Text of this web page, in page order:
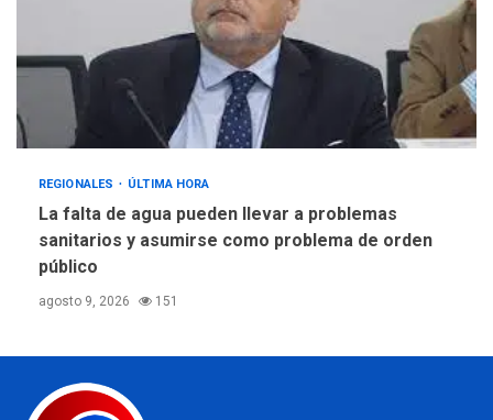
REGIONALES ÚLTIMA HORA
La falta de agua pueden llevar a problemas
sanitarios y asumirse como problema de orden
público
agosto 9, 2026 151